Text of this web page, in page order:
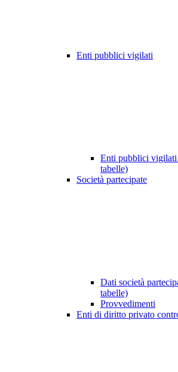
Enti pubblici vigilati
Enti pubblici vigilati
tabelle)
Società partecipate
Dati società
tabelle)
Provvedimenti
Enti di diritto privato